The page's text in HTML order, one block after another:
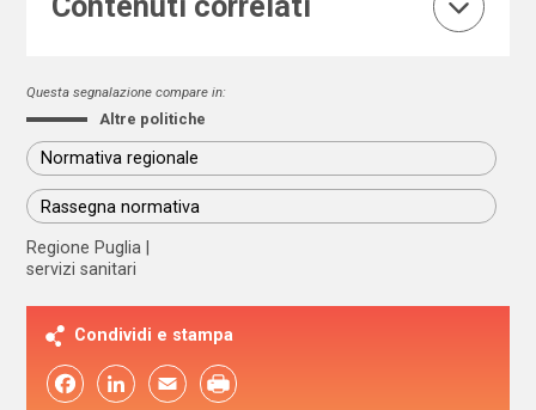
Questa segnalazione compare in:
Altre politiche
Normativa regionale
Rassegna normativa
Regione Puglia
servizi sanitari
Condividi e stampa
FacebookLinkedIn Email